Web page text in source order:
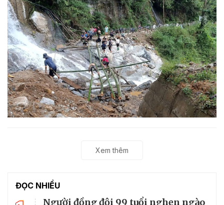
Xem thêm
ĐỌC NHIỀU
Người đồng đội 99 tuổi nghẹn ngào